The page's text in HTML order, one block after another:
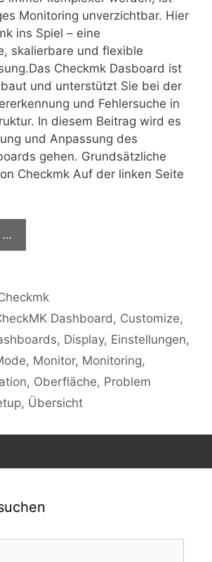
Monitoring unverzichtbar. Hier
ins Spiel – eine
skalierbare und flexible
Checkmk Dasboard ist
und unterstützt Sie bei der
und Fehlersuche in
In diesem Beitrag wird es
und Anpassung des
gehen. Grundsätzliche
Checkmk Auf der linken Seite
…
Dashboard , Customize,
, Display, Einstellungen,
, Monitor, Monitoring,
, Oberfläche, Problem
, Übersicht